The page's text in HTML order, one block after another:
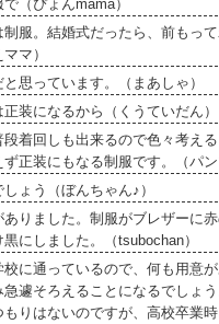
（ぴょんmama）
服。結婚式だったら、前もっ
マ）
思っています。（まあしゃ）
装になるから（くうていだん）
着回しも出来るので色々考え
正装にもなる制服です。（パン
ょう（ぼんちゃん♪）
りました。制服がブレザーに赤
にしました。（tsubochan）
校に通っているので、何も用意
急遽そろえることになるでしょ
りはないのですが、高校卒業